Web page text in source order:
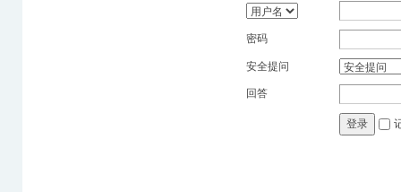
密码
安全提问
回答
登录